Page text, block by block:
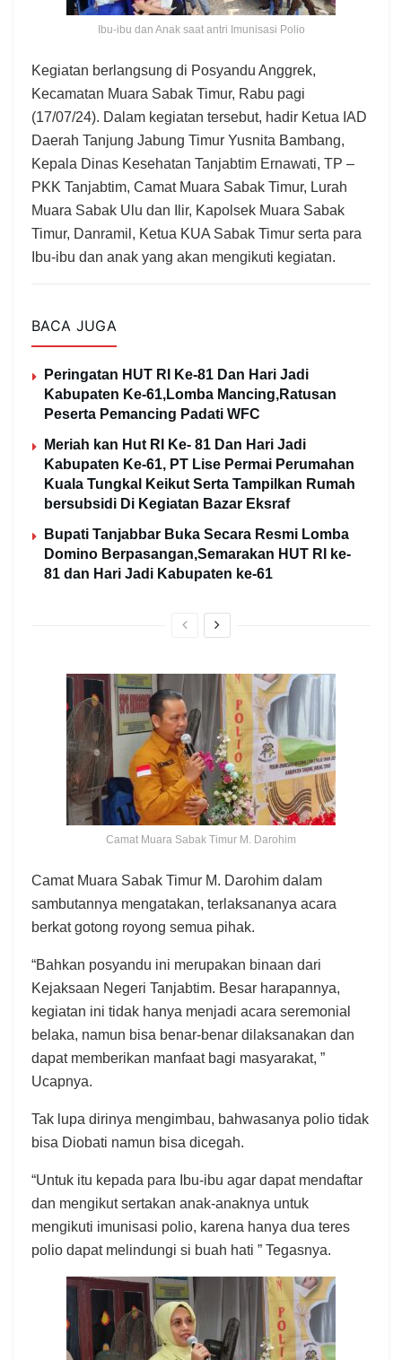
Ibu-ibu dan Anak saat antri Imunisasi Polio
Kegiatan berlangsung di Posyandu Anggrek,
Kecamatan Muara Sabak Timur, Rabu pagi
(17/07/24). Dalam kegiatan tersebut, hadir Ketua IAD
Daerah Tanjung Jabung Timur Yusnita Bambang,
Kepala Dinas Kesehatan Tanjabtim Ernawati, TP –
PKK Tanjabtim, Camat Muara Sabak Timur, Lurah
Muara Sabak Ulu dan Ilir, Kapolsek Muara Sabak
Timur, Danramil, Ketua KUA Sabak Timur serta para
Ibu-ibu dan anak yang akan mengikuti kegiatan.
BACA JUGA
Peringatan HUT RI Ke-81 Dan Hari Jadi
Kabupaten Ke-61,Lomba Mancing,Ratusan
Peserta Pemancing Padati WFC
Meriah kan Hut RI Ke- 81 Dan Hari Jadi
Kabupaten Ke-61, PT Lise Permai Perumahan
Kuala Tungkal Keikut Serta Tampilkan Rumah
bersubsidi Di Kegiatan Bazar Eksraf
Bupati Tanjabbar Buka Secara Resmi Lomba
Domino Berpasangan,Semarakan HUT RI ke-
81 dan Hari Jadi Kabupaten ke-61
Camat Muara Sabak Timur M. Darohim
Camat Muara Sabak Timur M. Darohim dalam
sambutannya mengatakan, terlaksananya acara
berkat gotong royong semua pihak.
“Bahkan posyandu ini merupakan binaan dari
Kejaksaan Negeri Tanjabtim. Besar harapannya,
kegiatan ini tidak hanya menjadi acara seremonial
belaka, namun bisa benar-benar dilaksanakan dan
dapat memberikan manfaat bagi masyarakat, ”
Ucapnya.
Tak lupa dirinya mengimbau, bahwasanya polio tidak
bisa Diobati namun bisa dicegah.
“Untuk itu kepada para Ibu-ibu agar dapat mendaftar
dan mengikut sertakan anak-anaknya untuk
mengikuti imunisasi polio, karena hanya dua teres
polio dapat melindungi si buah hati ” Tegasnya.